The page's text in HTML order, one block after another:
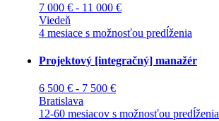
7 000 € - 11 000 €
Viedeň
4 mesiace s možnosťou predĺženia
Projektový [integračný] manažér
6 500 € - 7 500 €
Bratislava
12-60 mesiacov s možnosťou predĺženia